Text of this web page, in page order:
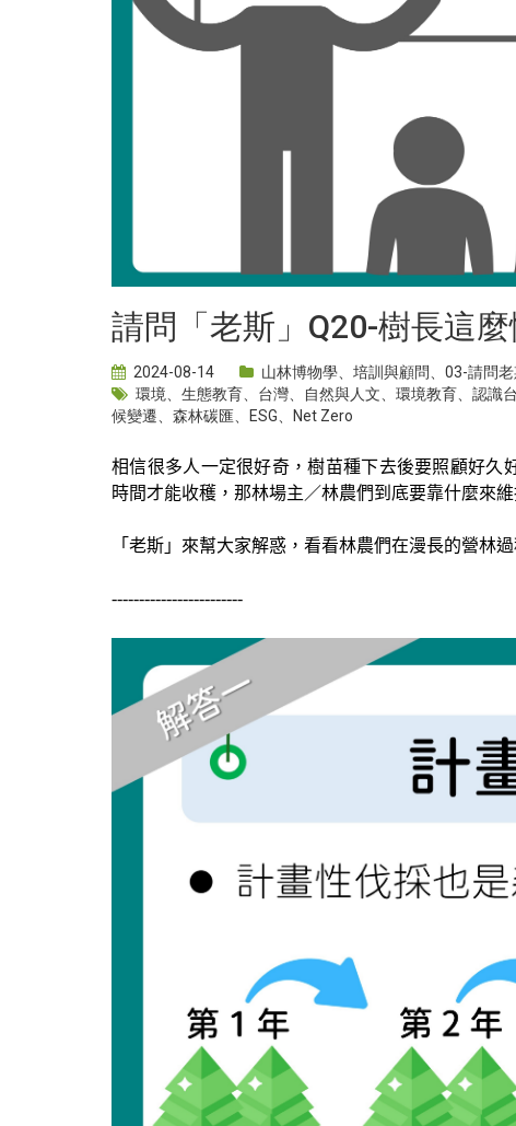
請問「老斯」Q20-樹長這
2024-08-14 山林博物學 培訓與顧問
03-請問老
環境
生態教育 台灣 自然與人文 環境教育 認識
候變遷
森林碳匯 ESG Net Zero
相信很多人一定很好奇，樹苗種下去後要照顧好久
時間才能收穫，那林場主／林農們到底要靠什麼來維
「老斯」來幫大家解惑，看看林農們在漫長的營林
------------------------